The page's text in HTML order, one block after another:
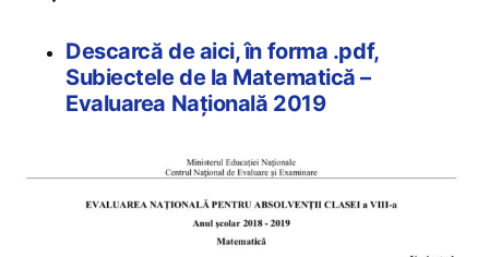
Descarcă de aici, în forma .pdf,
Subiectele de la Matematică –
Evaluarea Națională 2019